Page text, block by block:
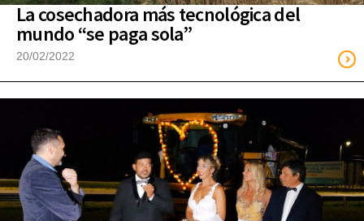
La cosechadora más tecnológica del
mundo “se paga sola”
20/02/2022